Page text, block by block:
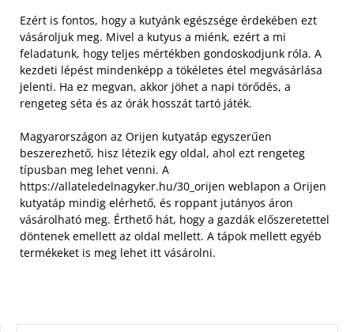
Ezért is fontos, hogy a kutyánk egészsége érdekében ezt
vásároljuk meg. Mivel a kutyus a miénk, ezért a mi
feladatunk, hogy teljes mértékben gondoskodjunk róla. A
kezdeti lépést mindenképp a tökéletes étel megvásárlása
jelenti. Ha ez megvan, akkor jöhet a napi törődés, a
rengeteg séta és az órák hosszát tartó játék.
Magyarországon az Orijen kutyatáp egyszerűen
beszerezhető, hisz létezik egy oldal, ahol ezt rengeteg
típusban meg lehet venni. A
https://allateledelnagyker.hu/30_orijen weblapon a Orijen
kutyatáp mindig elérhető, és roppant jutányos áron
vásárolható meg. Érthető hát, hogy a gazdák előszeretettel
döntenek emellett az oldal mellett. A tápok mellett egyéb
termékeket is meg lehet itt vásárolni.